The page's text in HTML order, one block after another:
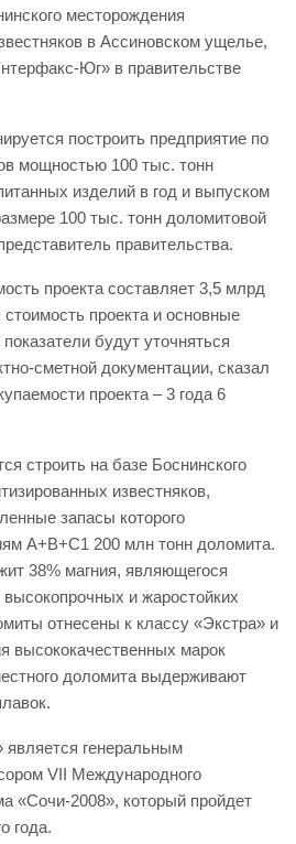
месторождения
в Ассиновском ущелье,
Юг» в правительстве
построить предприятие по
мощностью 100 тыс. тонн
изделий в год и выпуском
100 тыс. тонн доломитовой
правительства.
проекта составляет 3,5 млрд
проекта и основные
будут уточняться
сметной документации, сказал
проекта – 3 года 6
строить на базе Боснинского
известняков,
запасы которого
А+В+С1 200 млн тонн доломита.
38% магния, являющегося
и жаростойких
отнесены к классу «Экстра» и
высококачественных марок
доломита выдерживают
является генеральным
VII Международного
«Сочи-2008», который пройдет
года.